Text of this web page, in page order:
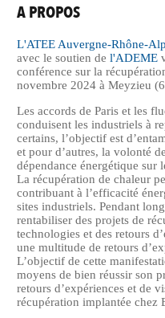
A PROPOS
L'ATEE Auvergne-Rhône-
avec le soutien del'ADEME
conférence sur la
novembre 2024 à Meyzieu
Les accords de Paris et les
conduisent les industriels à
certains, l’objectif est
et pour d’autres, la volonté
dépendance énergétique sur
La récupération de chaleur
contribuant à l’efficacité
sites industriels. Pendant
rentabiliser des projets de
technologies et des retours
une multitude de retours
L’objectif de cette
moyens de bien réussir son
retours d’expériences et de
récupération implantée chez